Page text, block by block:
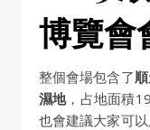
博覽會
整個會場包含了
濕地，占地面積
也會建議大家可